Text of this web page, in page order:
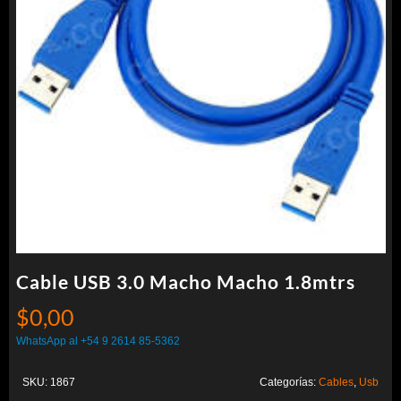
Cable USB 3.0 Macho Macho 1.8mtrs
$0,00
WhatsApp al +54 9 2614 85-5362
SKU: 1867 Categorías: Cables Usb